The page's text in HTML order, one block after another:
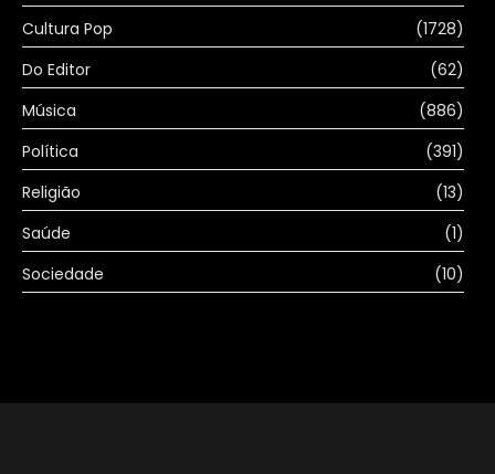
Cultura Pop
(1728)
Do Editor
(62)
Música
(886)
Política
(391)
Religião
(13)
Saúde
(1)
Sociedade
(10)